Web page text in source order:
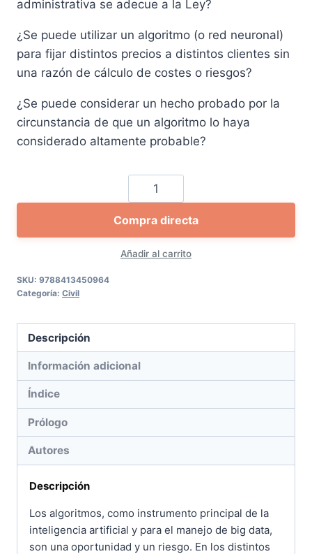
administrativa se adecue a la Ley?
¿Se puede utilizar un algoritmo (o red neuronal)
para fijar distintos precios a distintos clientes sin
una razón de cálculo de costes o riesgos?
¿Se puede considerar un hecho probado por la
circunstancia de que un algoritmo lo haya
considerado altamente probable?
La
regulación
de
los
algoritmos
Añadir al carrito
Compra directa
SKU: 9788413450964
Categoría: Civil
Descripción
Información adicional
Índice
Prólogo
Autores
Descripción
Los algoritmos, como instrumento principal de la
inteligencia artificial y para el manejo de big data,
son una oportunidad y un riesgo. En los distintos